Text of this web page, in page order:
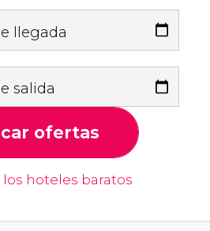
llegada
salida
ofertas
hoteles baratos